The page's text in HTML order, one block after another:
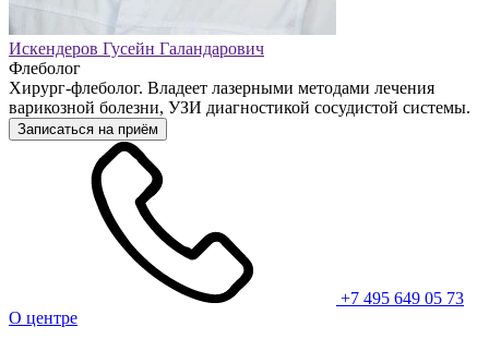
Искендеров Гусейн Галандарович
Флеболог
Хирург-флеболог. Владеет лазерными методами лечения
варикозной болезни, УЗИ диагностикой сосудистой системы.
Записаться на приём
+7 495 649 05 73
О центре